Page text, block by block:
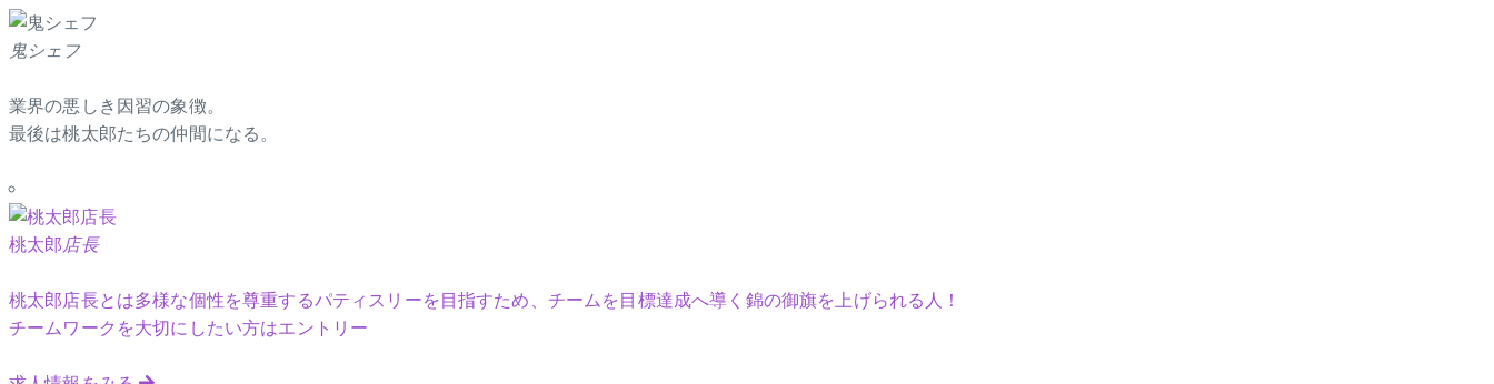
鬼シェフ
業界の悪しき因習の象徴。
最後は桃太郎たちの仲間になる。
桃太郎店長
桃太郎店長とは多様な個性を尊重するパティスリーを目指すため、チームを目標達成へ導く錦の御旗を上げられる人！
チームワークを大切にしたい方はエントリー